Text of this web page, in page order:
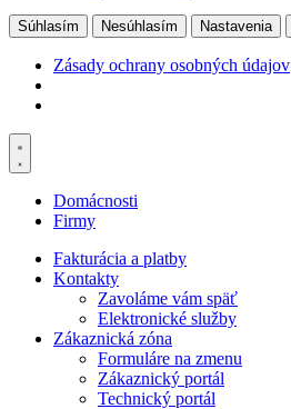
Súhlasím Nesúhlasím Nastavenia
Zásady ochrany osobných údajov
Preskočiť
na
Domácnosti
Firmy
Fakturácia a platby
Kontakty
Zavoláme vám späť
Elektronické služby
Zákaznická zóna
Formuláre na zmenu
Zákaznický portál
Technický portál